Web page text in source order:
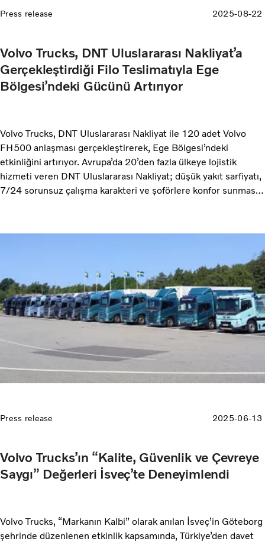
Press release 2025-08-22
Volvo Trucks, DNT Uluslararası Nakliyat’a
Gerçekleştirdiği Filo Teslimatıyla Ege
Bölgesi’ndeki Gücünü Artırıyor
Volvo Trucks, DNT Uluslararası Nakliyat ile 120 adet Volvo
FH500 anlaşması gerçekleştirerek, Ege Bölgesi’ndeki
etkinliğini artırıyor. Avrupa’da 20’den fazla ülkeye lojistik
hizmeti veren DNT Uluslararası Nakliyat; düşük yakıt sarfiyatı,
7/24 sorunsuz çalışma karakteri ve şoförlere konfor sunması
Marubeni Dağıtım ve Servis CEO’su Eşref Zeka, Volvo Trucks
Marubeni Dağıtım ve Servis Ticari Araçlar COO’su Kıvanç
Kızılkaya, Özmutlubaş Otomotiv Yönetim Kurulu Başkanı
Ahmet Mutlubaş ve DNT Uluslararası Nakliyat Yönetim Kurulu
Başkanı Önder Manisalı’nın katılımıyla gerçekleşti.
Press release 2025-06-13
Volvo Trucks’ın “Kalite, Güvenlik ve Çevreye
Saygı” Değerleri İsveç’te Deneyimlendi
Volvo Trucks, “Markanın Kalbi” olarak anılan İsveç’in Göteborg
şehrinde düzenlenen etkinlik kapsamında, Türkiye’den davet